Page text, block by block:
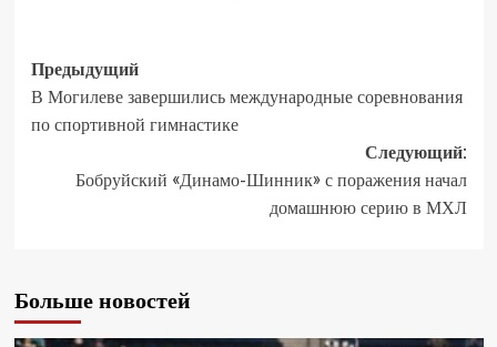
Предыдущий
В Могилеве завершились международные соревнования
по спортивной гимнастике
Следующий:
Бобруйский «Динамо-Шинник» с поражения начал
домашнюю серию в МХЛ
Больше новостей